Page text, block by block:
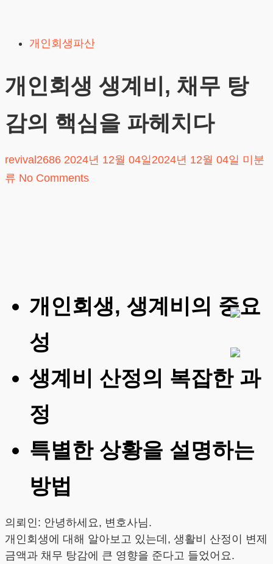
content
개인회생파산
개인회생 생계비, 채무 탕
감의 핵심을 파헤치다
revival2686 2024년 12월 04일 2024년 12월 04일 미분
류 No Comments
개인회생, 생계비의 중요
성
생계비 산정의 복잡한 과
정
특별한 상황을 설명하는
방법
의뢰인: 안녕하세요, 변호사님.
개인회생에 대해 알아보고 있는데, 생활비 산정이 변제
금액과 채무 탕감에 큰 영향을 준다고 들었어요.